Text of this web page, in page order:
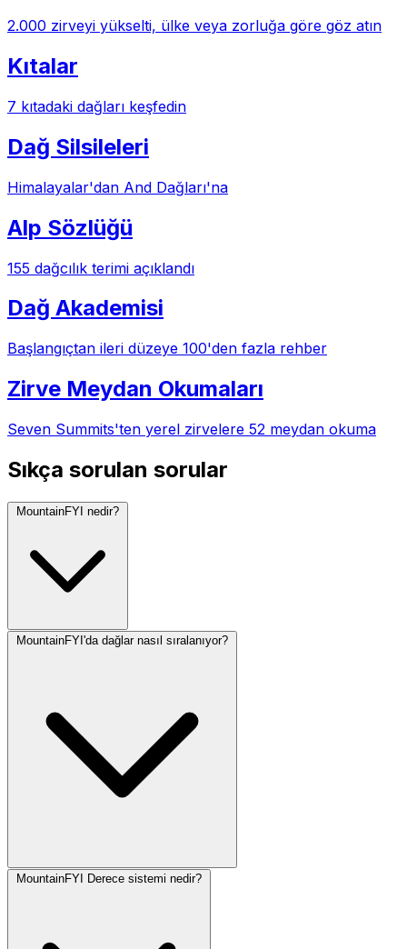
2.000 zirveyi yükselti, ülke veya zorluğa göre göz atın
Kıtalar
7 kıtadaki dağları keşfedin
Dağ Silsileleri
Himalayalar'dan And Dağları'na
Alp Sözlüğü
155 dağcılık terimi açıklandı
Dağ Akademisi
Başlangıçtan ileri düzeye 100'den fazla rehber
Zirve Meydan Okumaları
Seven Summits'ten yerel zirvelere 52 meydan okuma
Sıkça sorulan sorular
MountainFYI nedir?
MountainFYI'da dağlar nasıl sıralanıyor?
MountainFYI Derece sistemi nedir?